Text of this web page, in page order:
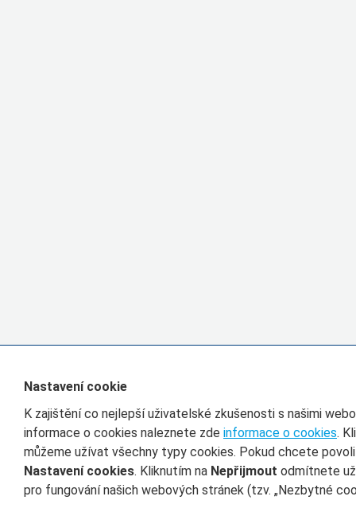
Nastavení cookie
K zajištění co nejlepší uživatelské zkušenosti s našimi
informace o cookies naleznete zde informace o cookies.
můžeme užívat všechny typy cookies. Pokud chcete
Nastavení cookies. Kliknutím na Nepřijmout odmítnete
pro fungování našich webových stránek (tzv. „Nezbytné